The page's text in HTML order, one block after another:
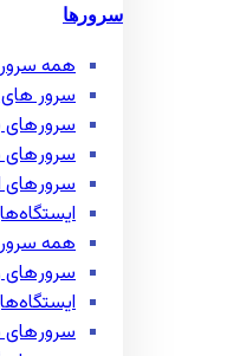
سرورها
همه
سرور ‌های
سرور‌های
سرور‌های
سرور‌های
همه